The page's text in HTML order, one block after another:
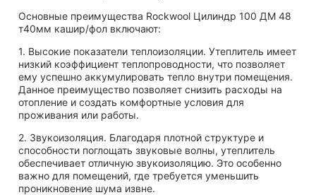
Основные преимущества Rockwool Цилиндр 100 ДМ 48
т40мм кашир/фол включают:
1. Высокие показатели теплоизоляции. Утеплитель имеет
низкий коэффициент теплопроводности, что позволяет
ему успешно аккумулировать тепло внутри помещения.
Данное преимущество позволяет снизить расходы на
отопление и создать комфортные условия для
проживания или работы.
2. Звукоизоляция. Благодаря плотной структуре и
способности поглощать звуковые волны, утеплитель
обеспечивает отличную звукоизоляцию. Это особенно
важно для помещений, где требуется уменьшить
проникновение шума извне.